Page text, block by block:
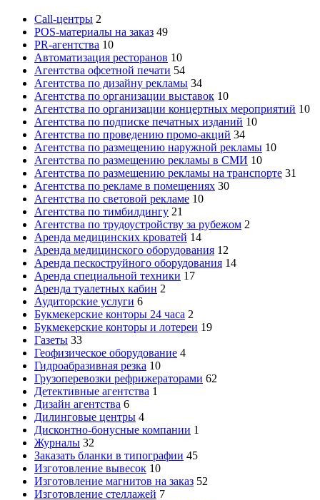
Call-центры 2
POS-материалы на заказ 49
PR-агентства 10
Автоматизация ресторанов 10
Агентства офсетной печати 54
Агентства по дизайну рекламы 34
Агентства по организации выставок 10
Агентства по организации концертных мероприятий 10
Агентства по подписке печатных изданий 10
Агентства по проведению промо-акций 34
Агентства по размещению наружной рекламы 10
Агентства по размещению рекламы в СМИ 10
Агентства по размещению рекламы на транспорте 31
Агентства по рекламе в помещениях 30
Агентства по световой рекламе 10
Агентства по тимбилдингу 21
Агентства по трудоустройству за рубежом 2
Аренда медицинских кроватей 14
Аренда медицинского оборудования 12
Аренда пескоструйного оборудования 14
Аренда специальной техники 17
Аренда туалетных кабин 2
Аудиторские услуги 6
Букмекерские конторы 24 часа 2
Букмекерские конторы и лотереи 19
Газеты 33
Геофизическое оборудование 4
Гидроабразивная резка 10
Грузоперевозки рефрижераторами 62
Детективные агентства 1
Дизайн агентства 6
Дилинговые центры 4
Дисконтно-бонусные компании 1
Журналы 32
Заказать бланки в типографии 45
Изготовление вывесок 10
Изготовление магнитов на заказ 52
Изготовление стеллажей 7